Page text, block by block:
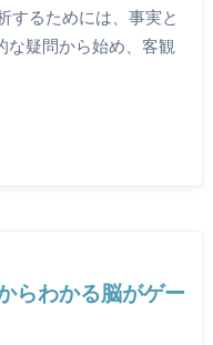
するためには、事実と
な疑問から始め、客観
らわかる脳がゲー